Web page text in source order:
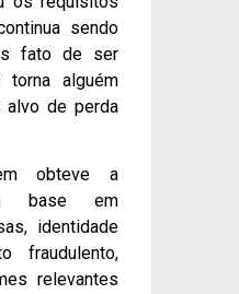
sendo
fato de ser
torna alguém
alvo de perda
obteve a
base em
identidade
fraudulento,
relevantes